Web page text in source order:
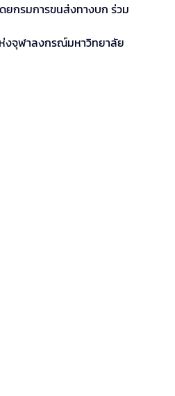
ยกรมการขนส่งทางบก ร่วม
งจุฬาลงกรณ์มหาวิทยาลัย